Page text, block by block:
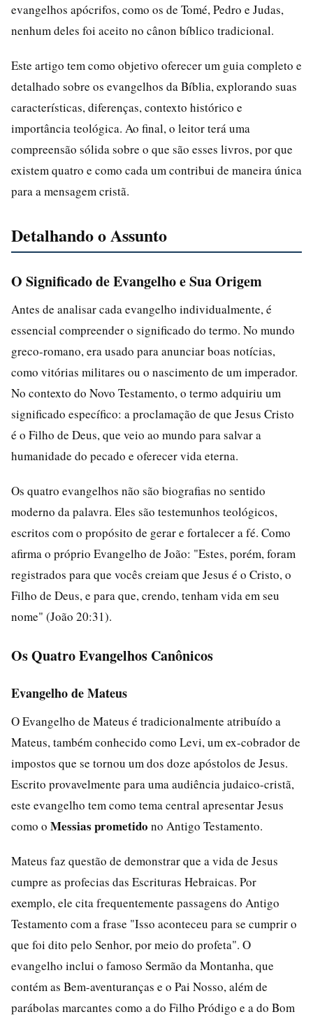
evangelhos apócrifos, como os de Tomé, Pedro e Judas,
nenhum deles foi aceito no cânon bíblico tradicional.
Este artigo tem como objetivo oferecer um guia completo e
detalhado sobre os evangelhos da Bíblia, explorando suas
características, diferenças, contexto histórico e
importância teológica. Ao final, o leitor terá uma
compreensão sólida sobre o que são esses livros, por que
existem quatro e como cada um contribui de maneira única
para a mensagem cristã.
Detalhando o Assunto
O Significado de Evangelho e Sua Origem
Antes de analisar cada evangelho individualmente, é
essencial compreender o significado do termo. No mundo
greco-romano, era usado para anunciar boas notícias,
como vitórias militares ou o nascimento de um imperador.
No contexto do Novo Testamento, o termo adquiriu um
significado específico: a proclamação de que Jesus Cristo
é o Filho de Deus, que veio ao mundo para salvar a
humanidade do pecado e oferecer vida eterna.
Os quatro evangelhos não são biografias no sentido
moderno da palavra. Eles são testemunhos teológicos,
escritos com o propósito de gerar e fortalecer a fé. Como
afirma o próprio Evangelho de João: "Estes, porém, foram
registrados para que vocês creiam que Jesus é o Cristo, o
Filho de Deus, e para que, crendo, tenham vida em seu
nome" (João 20:31).
Os Quatro Evangelhos Canônicos
Evangelho de Mateus
O Evangelho de Mateus é tradicionalmente atribuído a
Mateus, também conhecido como Levi, um ex-cobrador de
impostos que se tornou um dos doze apóstolos de Jesus.
Escrito provavelmente para uma audiência judaico-cristã,
este evangelho tem como tema central apresentar Jesus
como o Messias prometido no Antigo Testamento.
Mateus faz questão de demonstrar que a vida de Jesus
cumpre as profecias das Escrituras Hebraicas. Por
exemplo, ele cita frequentemente passagens do Antigo
Testamento com a frase "Isso aconteceu para se cumprir o
que foi dito pelo Senhor, por meio do profeta". O
evangelho inclui o famoso Sermão da Montanha, que
contém as Bem-aventuranças e o Pai Nosso, além de
parábolas marcantes como a do Filho Pródigo e a do Bom